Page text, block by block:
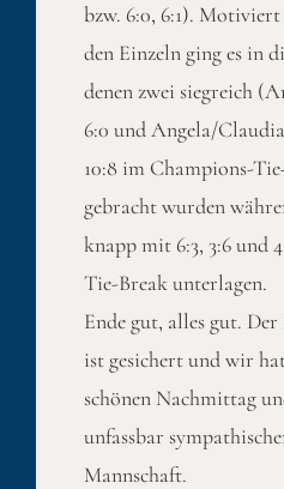
bzw. 6:0, 6:1).
den Einzeln ging es in
denen zwei siegreich
6:0 und Angela/
10:8 im Champions-
gebracht wurden
knapp mit 6:3, 3:6 und
Tie-Break unterlagen.
Ende gut, alles gut.
ist gesichert und wir
schönen Nachmittag
unfassbar
Mannschaft.